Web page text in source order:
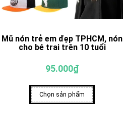
Mũ nón trẻ em đẹp TPHCM, nón
cho bé trai trên 10 tuổi
95.000₫
Chọn sản phẩm